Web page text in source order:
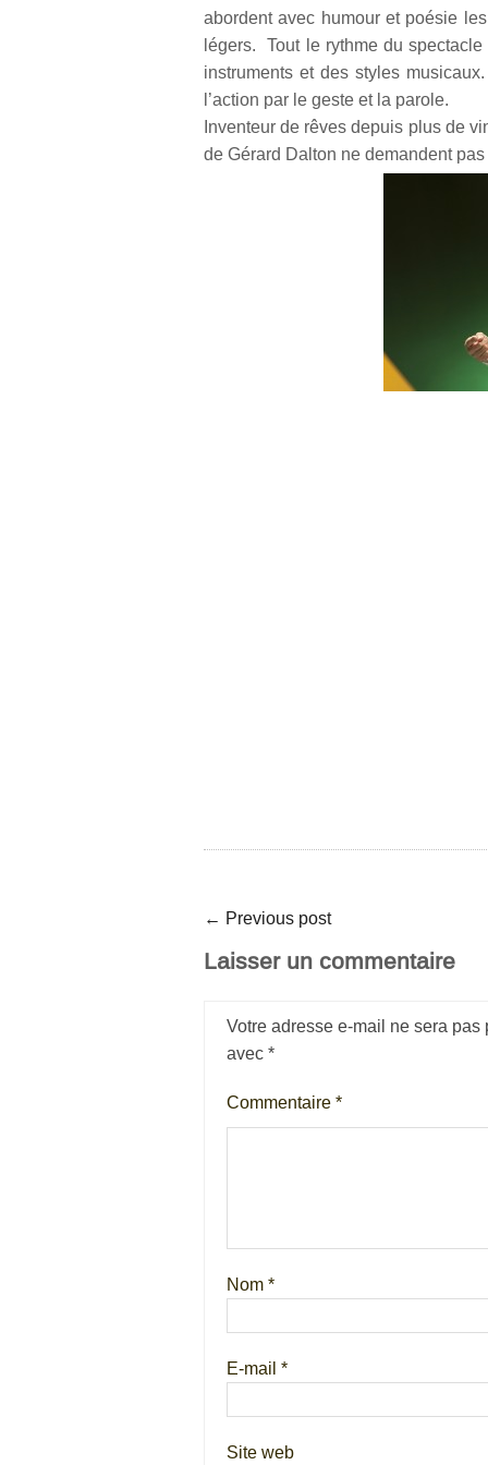
abordent avec humour et poésie
légers. Tout le rythme du
instruments et des styles
l’action par le geste et la parole.
Inventeur de rêves depuis plus de
de Gérard Dalton ne demandent
← Previous post
Laisser un commentaire
Votre adresse e-mail ne sera pas
avec *
Commentaire *
Nom *
E-mail *
Site web